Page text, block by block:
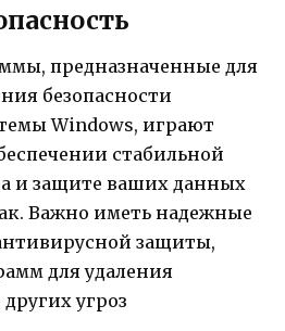
предназначенные для
безопасности
Windows, играют
стабильной
и защите ваших данных
Важно иметь надежные
защиты,
для удаления
угроз